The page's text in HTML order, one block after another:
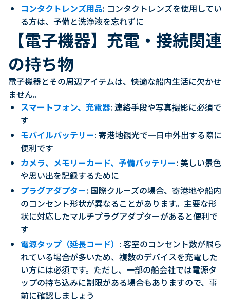
コンタクトレンズ用品: コンタクトレンズを使用してい
る方は、予備と洗浄液を忘れずに
【電子機器】充電・接続関連
の持ち物
電子機器とその周辺アイテムは、快適な船内生活に欠かせ
ません。
スマートフォン、充電器: 連絡手段や写真撮影に必須で
す
モバイルバッテリー: 寄港地観光で一日中外出する際に
便利です
カメラ、メモリーカード、予備バッテリー: 美しい景色
や思い出を記録するために
プラグアダプター: 国際クルーズの場合、寄港地や船内
のコンセント形状が異なることがあります。主要な形
状に対応したマルチプラグアダプターがあると便利で
す
電源タップ（延長コード） : 客室のコンセント数が限ら
れている場合が多いため、複数のデバイスを充電した
い方には必須です。ただし、一部の船会社では電源タ
ップの持ち込みに制限がある場合もありますので、事
前に確認しましょう